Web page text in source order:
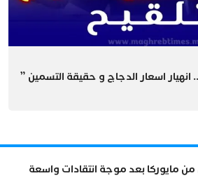
انهيار اسعار الدجاج و حقيقة التسمين ”
مايوركا بعد موجة انتقادات واسعة